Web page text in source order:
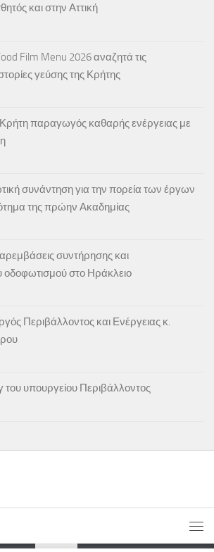
και στην Αττική
Film Menu 2026 αναζητά τις
γεύσης της Κρήτης
παραγωγός καθαρής ενέργειας με
συνάντηση για την πορεία των έργων
της πρώην Ακαδημίας
συντήρησης και
στο Ηράκλειο
Περιβάλλοντος και Ενέργειας κ.
του υπουργείου Περιβάλλοντος